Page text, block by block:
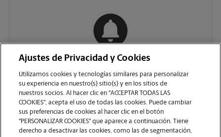
Ajustes de Privacidad y Cookies
Utilizamos cookies y tecnologías similares para personalizar
su experiencia en nuestro(s) sitio(s) y en los sitios de
nuestros socios. Al hacer clic en "ACCEPTAR TODAS LAS
COOKIES", acepta el uso de todas las cookies. Puede cambiar
sus preferencias de cookies al hacer clic en el botón
"PERSONALIZAR COOKIES" que aparece a continuación. Tiene
derecho a desactivar las cookies, como las de segmentación,